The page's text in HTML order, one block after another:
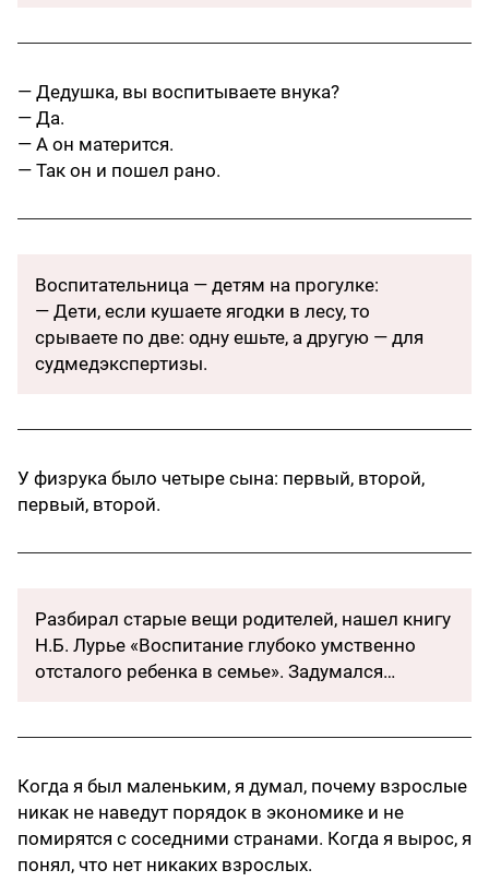
— Дедушка, вы воспитываете внука?
— Да.
— А он матерится.
— Так он и пошел рано.
Воспитательница — детям на прогулке:
— Дети, если кушаете ягодки в лесу, то
срываете по две: одну ешьте, а другую — для
судмедэкспертизы.
У физрука было четыре сына: первый, второй,
первый, второй.
Разбирал старые вещи родителей, нашел книгу
Н.Б. Лурье «Воспитание глубоко умственно
отсталого ребенка в семье». Задумался…
Когда я был маленьким, я думал, почему взрослые
никак не наведут порядок в экономике и не
помирятся с соседними странами. Когда я вырос, я
понял, что нет никаких взрослых.